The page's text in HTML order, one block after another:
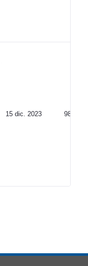
15 dic. 2023